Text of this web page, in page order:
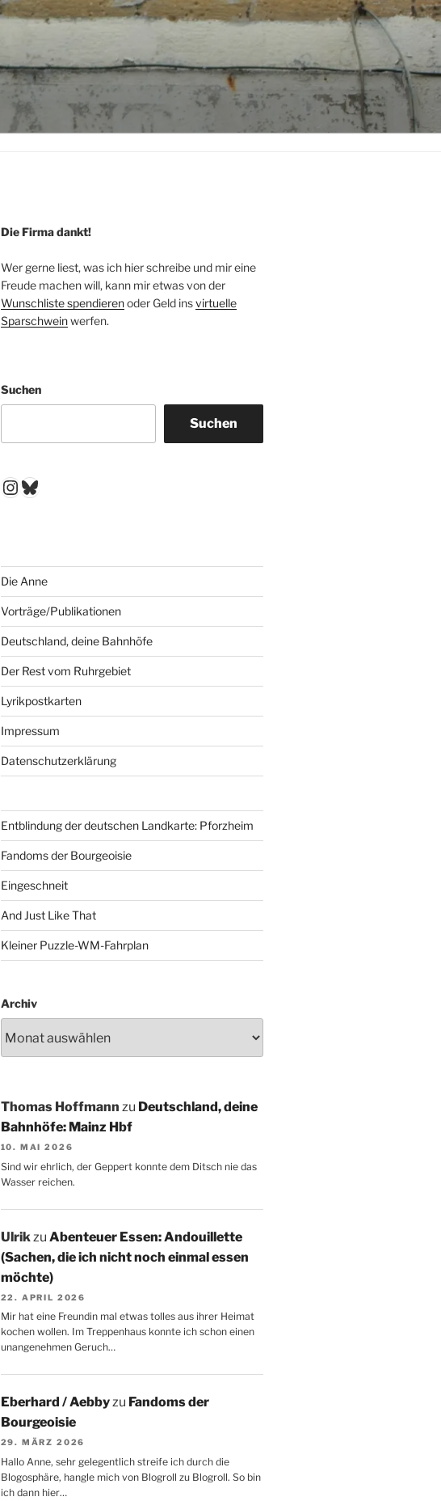
Die Firma dankt!
Wer gerne liest, was ich hier schreibe und mir eine
Freude machen will, kann mir etwas von der
Wunschliste spendierenoder Geld insvirtuelle
Sparschweinwerfen.
Suchen
Suchen
Instagram
Bluesky
Die Anne
Vorträge/Publikationen
Deutschland, deine Bahnhöfe
Der Rest vom Ruhrgebiet
Lyrikpostkarten
Impressum
Datenschutzerklärung
Entblindung der deutschen Landkarte: Pforzheim
Fandoms der Bourgeoisie
Eingeschneit
And Just Like That
Kleiner Puzzle-WM-Fahrplan
Archiv
Thomas Hoffmann zu Deutschland, deine
Bahnhöfe: Mainz Hbf
10. MAI 2026
Sind wir ehrlich, der Geppert konnte dem Ditsch nie das
Wasser reichen.
Ulrikzu Abenteuer Essen: Andouillette
(Sachen, die ich nicht noch einmal essen
möchte)
22. APRIL 2026
Mir hat eine Freundin mal etwas tolles aus ihrer Heimat
kochen wollen. Im Treppenhaus konnte ich schon einen
unangenehmen Geruch…
Eberhard / Aebbyzu Fandoms der
Bourgeoisie
29. MÄRZ 2026
Hallo Anne, sehr gelegentlich streife ich durch die
Blogosphäre, hangle mich von Blogroll zu Blogroll. So bin
ich dann hier…